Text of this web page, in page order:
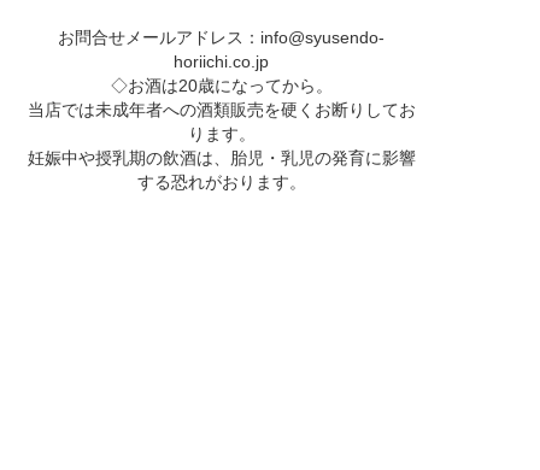
お問合せメールアドレス： info@syusendo-
horiichi.co.jp
◇お酒は20歳になってから。
当店では未成年者への酒類販売を硬くお断りしてお
ります。
妊娠中や授乳期の飲酒は、胎児・乳児の発育に影響
する恐れがおります。